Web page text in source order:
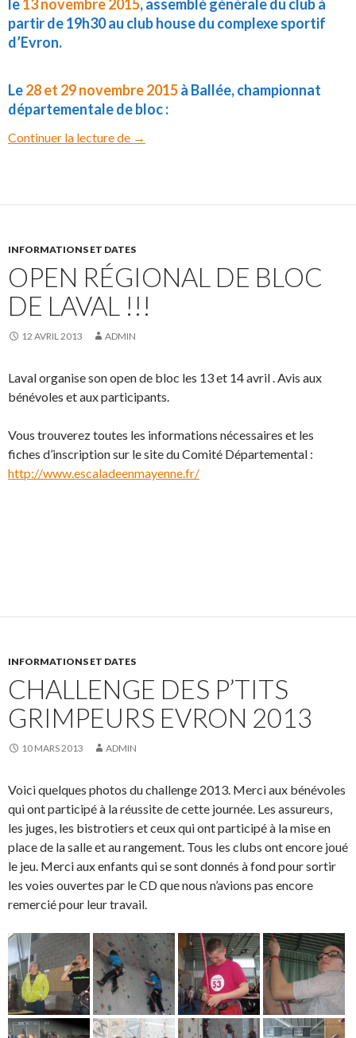
le13 novembre 2015, assemblé générale du club à
partir de 19h30 au club house du complexe sportif
d’Evron.
Le28 et 29 novembre 2015à Ballée, championnat
départementale de bloc :
Continuer la lecture de Dates de compétition saison 2016
→
INFORMATIONS ET DATES
OPEN RÉGIONAL DE BLOC
DE LAVAL !!!
12 AVRIL 2013 ADMIN
Laval organise son open de bloc les 13 et 14 avril . Avis aux
bénévoles et aux participants.
Vous trouverez toutes les informations nécessaires et les
fiches d’inscription sur le site du Comité Départemental :
http://www.escaladeenmayenne.fr/
INFORMATIONS ET DATES
CHALLENGE DES P’TITS
GRIMPEURS EVRON 2013
10 MARS 2013 ADMIN
Voici quelques photos du challenge 2013. Merci aux bénévoles
qui ont participé à la réussite de cette journée. Les assureurs,
les juges, les bistrotiers et ceux qui ont participé à la mise en
place de la salle et au rangement. Tous les clubs ont encore joué
le jeu. Merci aux enfants qui se sont donnés à fond pour sortir
les voies ouvertes par le CD que nous n’avions pas encore
remercié pour leur travail.